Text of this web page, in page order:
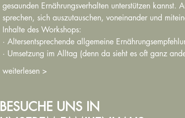
gesaunden Ernährungsverhalten unterstützen
sprechen, sich auszutauschen, voneinander und
Inhalte des Workshops:
· Altersentsprechende allgemeine
· Umsetzung im Alltag (denn da sieht es oft ganz
weiterlesen >
BESUCHE UNS IN